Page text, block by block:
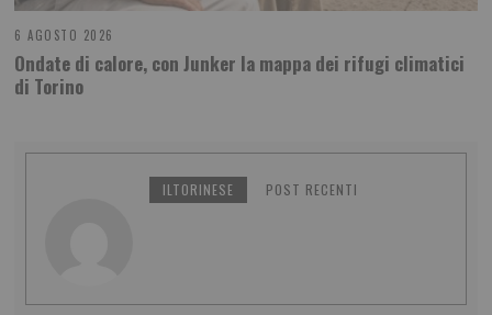
6 AGOSTO 2026
Ondate di calore, con Junker la mappa dei rifugi climatici
di Torino
ILTORINESE POST RECENTI